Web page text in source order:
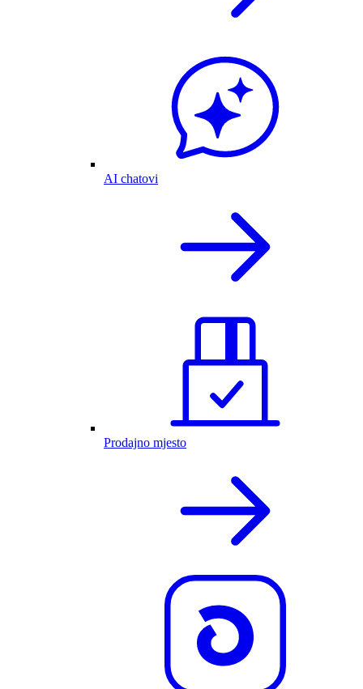
AI chatovi
Prodajno mjesto